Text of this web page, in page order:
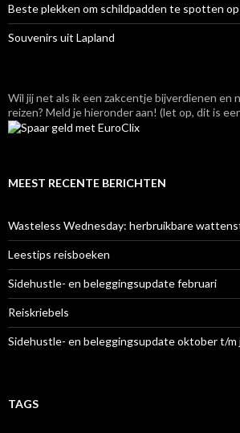
Beste plekken om schildpadden te spotten
Souvenirs uit Lapland
Wil jij net als ik een zakcentje bijverdienen en
reizen? Meld je hieronder aan! (let op, dit is
MEEST RECENTE BERICHTEN
Wasteless Wednesday: herbruikbare
Leestips reisboeken
Sidehustle- en beleggingsupdate februari
Reiskriebels
Sidehustle- en beleggingsupdate oktober t/m
TAGS